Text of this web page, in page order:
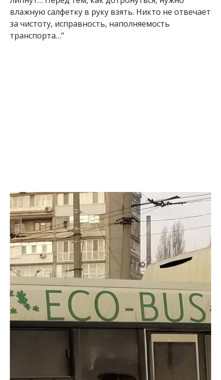
влажную салфетку в руку взять. Никто не отвечает
за чистоту, исправность, наполняемость
транспорта…”